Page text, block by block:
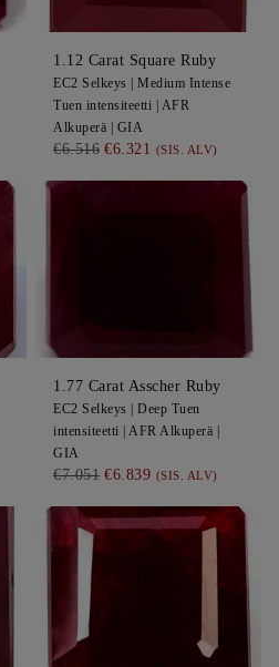
1.12 Carat Square Ruby
EC2 Selkeys | Medium Intense
Tuen intensiteetti | AFR
Alkuperä | GIA
€6.516 €6.321 (SIS. ALV)
1.77 Carat Asscher Ruby
EC2 Selkeys | Deep Tuen
intensiteetti | AFR Alkuperä |
GIA
€7.051 €6.839 (SIS. ALV)